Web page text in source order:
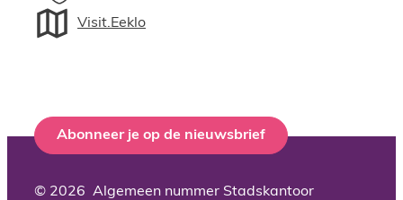
Visit.Eeklo
Abonneer je op de nieuwsbrief
© 2026 Algemeen nummer Stadskantoor